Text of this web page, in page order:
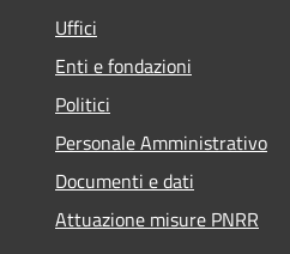
Uffici
Enti e fondazioni
Politici
Personale Amministrativo
Documenti e dati
Attuazione misure PNRR